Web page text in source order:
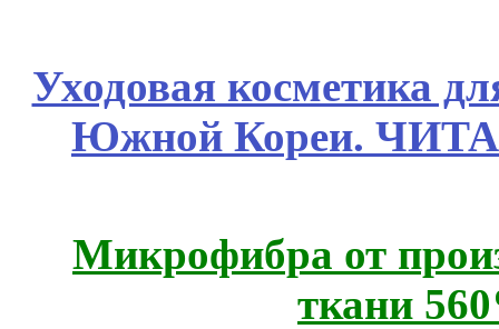
Уходовая косметика
Южной Кореи.
Микрофибра от
ткани